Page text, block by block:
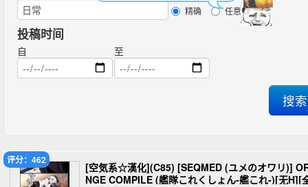
精确 任意
投稿时间
自 至
评分：462
[空気系☆漢化](C85) [SEQMED (ユメのオワリ)]
NGE COMPILE (艦隊これくしょん-艦これ-)[无H][